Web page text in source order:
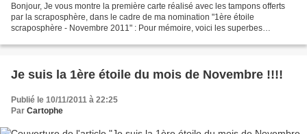
Bonjour, Je vous montre la première carte réalisé avec les tampons offerts
par la scraposphère, dans le cadre de ma nomination "1ère étoile
scraposphère - Novembre 2011" : Pour mémoire, voici les superbes
Je suis la 1ère étoile du mois de Novembre !!!!
Publié le 10/11/2011 à 22:25
Par Cartophe